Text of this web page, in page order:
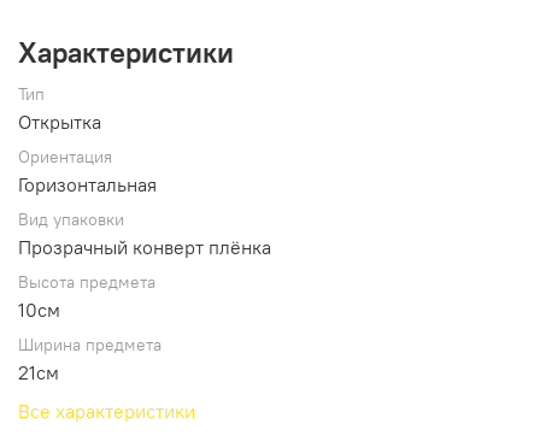
Характеристики
Тип
Открытка
Ориентация
Горизонтальная
Вид упаковки
Прозрачный конверт плёнка
Высота предмета
10см
Ширина предмета
21см
Все характеристики